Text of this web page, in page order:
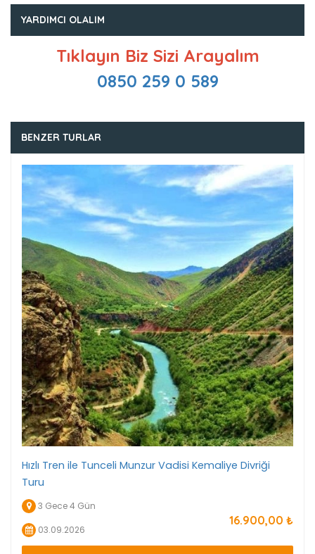
YARDIMCI OLALIM
Tıklayın Biz Sizi Arayalım
0850 259 0 589
BENZER TURLAR
Hızlı Tren ile Tunceli Munzur Vadisi Kemaliye Divriği
Turu
3 Gece 4 Gün
03.09.2026
16.900,00 ₺